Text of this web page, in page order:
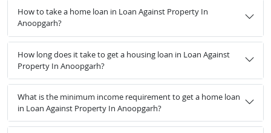
How to take a home loan in Loan Against Property In
Anoopgarh?
How long does it take to get a housing loan in Loan Against
Property In Anoopgarh?
What is the minimum income requirement to get a home loan
in Loan Against Property In Anoopgarh?